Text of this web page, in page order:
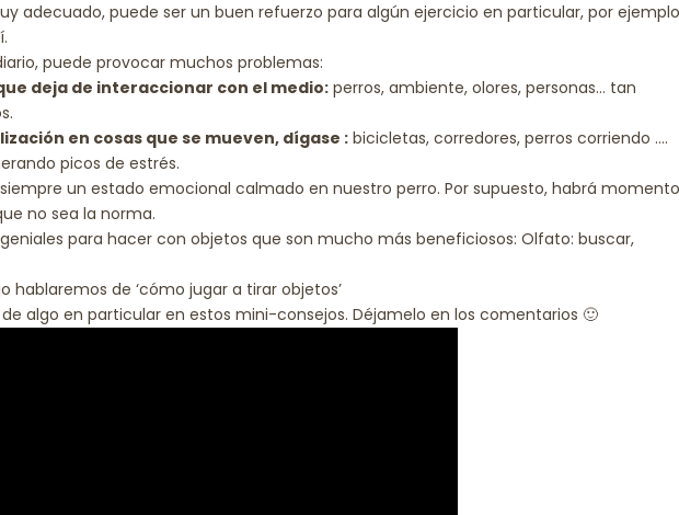
adecuado, puede ser un buen refuerzo para algún ejercicio en particular, por
puede provocar muchos problemas:
deja de interaccionar con el medio: perros, ambiente, olores, personas… tan
en cosas que se mueven, dígase : bicicletas, corredores, perros corriendo ….
picos de estrés.
un estado emocional calmado en nuestro perro. Por supuesto, habrá
no sea la norma.
para hacer con objetos que son mucho más beneficiosos: Olfato: buscar,
hablaremos de ‘cómo jugar a tirar objetos’
algo en particular en estos mini-consejos. Déjamelo en los comentarios 🙂